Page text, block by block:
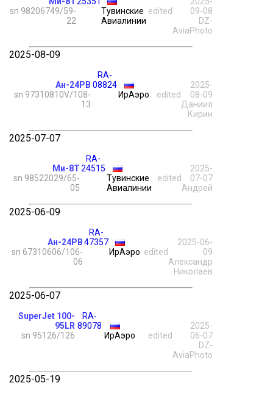
sn 98206749/59-
22
Тувинские
Авиалинии
edited
09-08
DZ-
AviaPhoto
2025-08-09
Ан-24РВ
sn 97310810V/108-
13
RA-
08824
ИрАэро
edited
2025-
08-09
Даниил
Кирин
2025-07-07
Ми-8Т
sn 98522029/65-
05
RA-
24515
Тувинские
Авиалинии
edited
2025-
07-07
Андрей
2025-06-09
Ан-24РВ
sn 67310606/106-
06
RA-
47357
ИрАэро edited
2025-06-
09
Александр
Николаев
2025-06-07
SuperJet 100-
95LR
sn 95126/126
RA-
89078
ИрАэро
edited
2025-
06-07
DZ-
AviaPhoto
2025-05-19